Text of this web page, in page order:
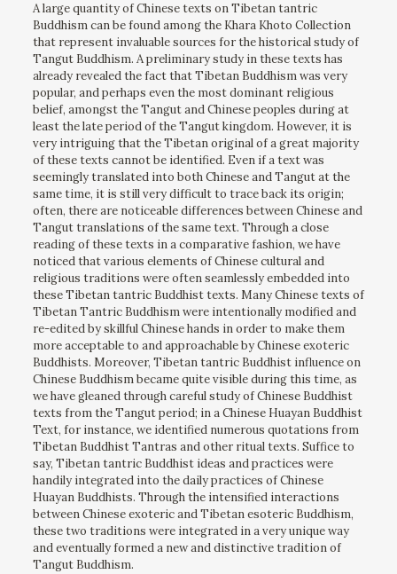
A large quantity of Chinese texts on Tibetan tantric
Buddhism can be found among the Khara Khoto Collection
that represent invaluable sources for the historical study of
Tangut Buddhism. A preliminary study in these texts has
already revealed the fact that Tibetan Buddhism was very
popular, and perhaps even the most dominant religious
belief, amongst the Tangut and Chinese peoples during at
least the late period of the Tangut kingdom. However, it is
very intriguing that the Tibetan original of a great majority
of these texts cannot be identified. Even if a text was
seemingly translated into both Chinese and Tangut at the
same time, it is still very difficult to trace back its origin;
often, there are noticeable differences between Chinese and
Tangut translations of the same text. Through a close
reading of these texts in a comparative fashion, we have
noticed that various elements of Chinese cultural and
religious traditions were often seamlessly embedded into
these Tibetan tantric Buddhist texts. Many Chinese texts of
Tibetan Tantric Buddhism were intentionally modified and
re-edited by skillful Chinese hands in order to make them
more acceptable to and approachable by Chinese exoteric
Buddhists. Moreover, Tibetan tantric Buddhist influence on
Chinese Buddhism became quite visible during this time, as
we have gleaned through careful study of Chinese Buddhist
texts from the Tangut period; in a Chinese Huayan Buddhist
Text, for instance, we identified numerous quotations from
Tibetan Buddhist Tantras and other ritual texts. Suffice to
say, Tibetan tantric Buddhist ideas and practices were
handily integrated into the daily practices of Chinese
Huayan Buddhists. Through the intensified interactions
between Chinese exoteric and Tibetan esoteric Buddhism,
these two traditions were integrated in a very unique way
and eventually formed a new and distinctive tradition of
Tangut Buddhism.